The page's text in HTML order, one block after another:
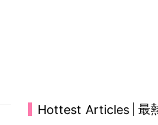
Hottest Articles 最